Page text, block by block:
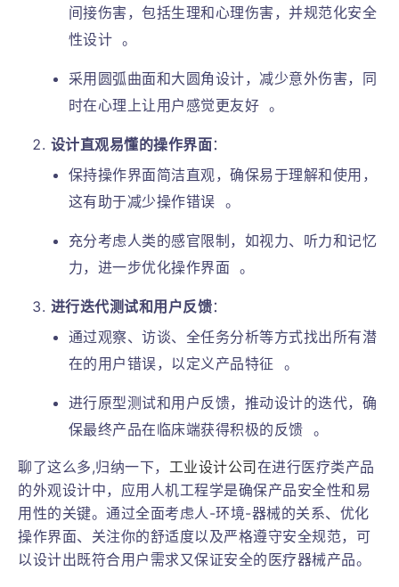
间接伤害，包括生理和心理伤害，并规范化安全
性设计 。
采用圆弧曲面和大圆角设计，减少意外伤害，同
时在心理上让用户感觉更友好 。
设计直观易懂的操作界面：
保持操作界面简洁直观，确保易于理解和使用，
这有助于减少操作错误 。
充分考虑人类的感官限制，如视力、听力和记忆
力，进一步优化操作界面
。
进行迭代测试和用户反馈：
通过观察、访谈、全任务分析等方式找出所有潜
在的用户错误，以定义产品特征
。
进行原型测试和用户反馈，推动设计的迭代，确
保最终产品在临床端获得积极的反馈 。
聊了这么多,归纳一下， 工业设计公司 在进行医疗类产品
的外观设计中，应用人机工程学是确保产品安全性和易
用性的关键。通过全面考虑人-环境-器械的关系、优化
操作界面、关注你的舒适度以及严格遵守安全规范，可
以设计出既符合用户需求又保证安全的医疗器械产品。